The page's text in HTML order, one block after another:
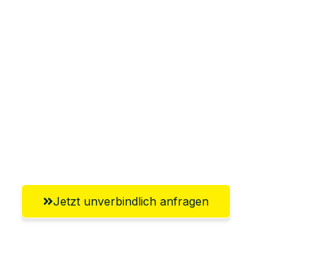
Jetzt unverbindlich anfragen